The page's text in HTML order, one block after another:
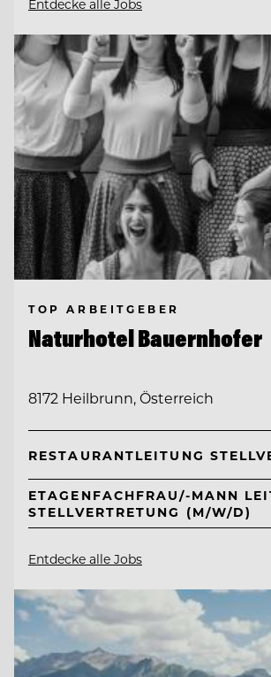
Entdecke alle Jobs
TOP ARBEITGEBER
Naturhotel Bauernhofer
8172 Heilbrunn, Österreich
RESTAURANTLEITUNG
ETAGENFACHFRAU/-MANN
STELLVERTRETUNG (M/W/D)
Entdecke alle Jobs